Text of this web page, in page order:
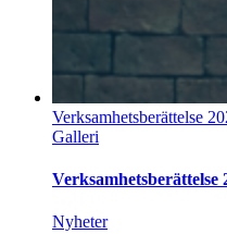
Verksamhetsberättelse
Galleri
Verksamhetsberättelse
Nyheter